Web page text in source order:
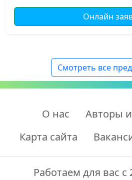
Онлайн
Смотреть все
О нас
Авторы
Карта сайта
Работаем для вас с